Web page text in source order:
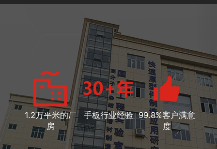
1.2万平米的厂
房
手板行业经验 99.8%客户满意
度